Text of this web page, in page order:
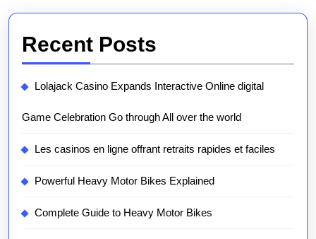
Recent Posts
Lolajack Casino Expands Interactive Online digital
Game Celebration Go through All over the world
Les casinos en ligne offrant retraits rapides et faciles
Powerful Heavy Motor Bikes Explained
Complete Guide to Heavy Motor Bikes